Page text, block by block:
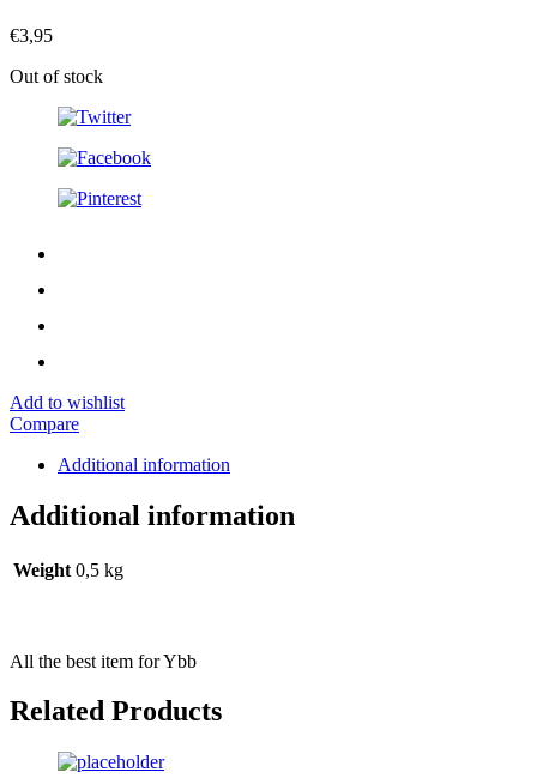
€3,95
Out of stock
Add to wishlist
Compare
Additional information
Additional information
Weight 0,5 kg
All the best item for Ybb
Related Products